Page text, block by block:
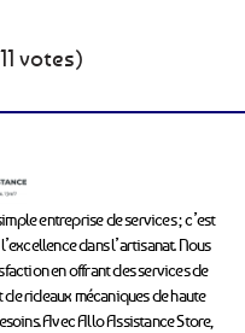
votes)
entreprise de services ; c’est
dans l’artisanat. Nous
en offrant des services de
rideaux mécaniques de haute
Avec Allo Assistance Store,